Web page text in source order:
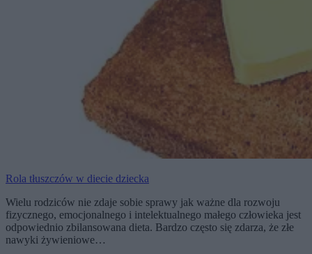
Rola tłuszczów w diecie dziecka
Wielu rodziców nie zdaje sobie sprawy jak ważne dla rozwoju
fizycznego, emocjonalnego i intelektualnego małego człowieka jest
odpowiednio zbilansowana dieta. Bardzo często się zdarza, że złe
nawyki żywieniowe…